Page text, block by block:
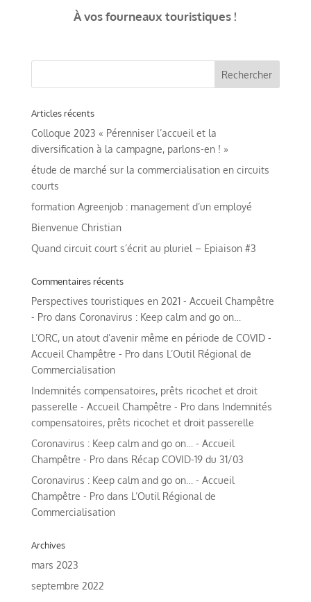
À vos fourneaux touristiques !
Articles récents
Colloque 2023 « Pérenniser l’accueil et la
diversification à la campagne, parlons-en ! »
étude de marché sur la commercialisation en circuits
courts
formation Agreenjob : management d’un employé
Bienvenue Christian
Quand circuit court s’écrit au pluriel – Epiaison #3
Commentaires récents
Perspectives touristiques en 2021 - Accueil Champêtre
- Prodans Coronavirus : Keep calm and go on…
L’ORC, un atout d’avenir même en période de COVID -
Accueil Champêtre - Prodans L’Outil Régional de
Commercialisation
Indemnités compensatoires, prêts ricochet et droit
passerelle - Accueil Champêtre - Prodans Indemnités
compensatoires, prêts ricochet et droit passerelle
Coronavirus : Keep calm and go on… - Accueil
Champêtre - Prodans Récap COVID-19 du 31/03
Coronavirus : Keep calm and go on… - Accueil
Champêtre - Prodans L’Outil Régional de
Commercialisation
Archives
mars 2023
septembre 2022